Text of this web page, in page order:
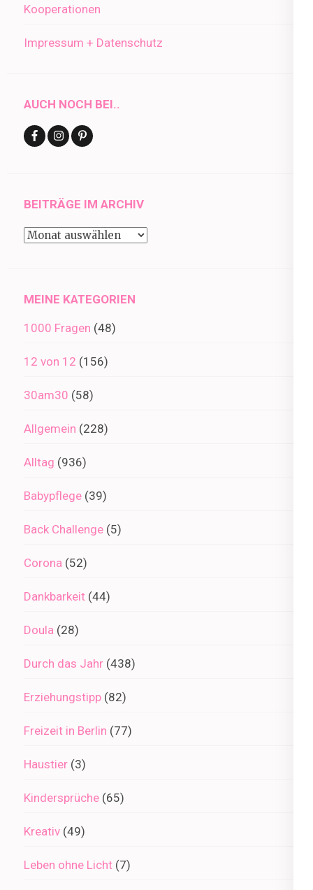
Kooperationen
Impressum + Datenschutz
AUCH NOCH BEI..
BEITRÄGE IM ARCHIV
Beiträge
MEINE KATEGORIEN
1000 Fragen (48)
12 von 12 (156)
30am30 (58)
Allgemein (228)
Alltag (936)
Babypflege (39)
Back Challenge (5)
Corona (52)
Dankbarkeit (44)
Doula (28)
Durch das Jahr (438)
Erziehungstipp (82)
Freizeit in Berlin (77)
Haustier (3)
Kindersprüche (65)
Kreativ (49)
Leben ohne Licht (7)